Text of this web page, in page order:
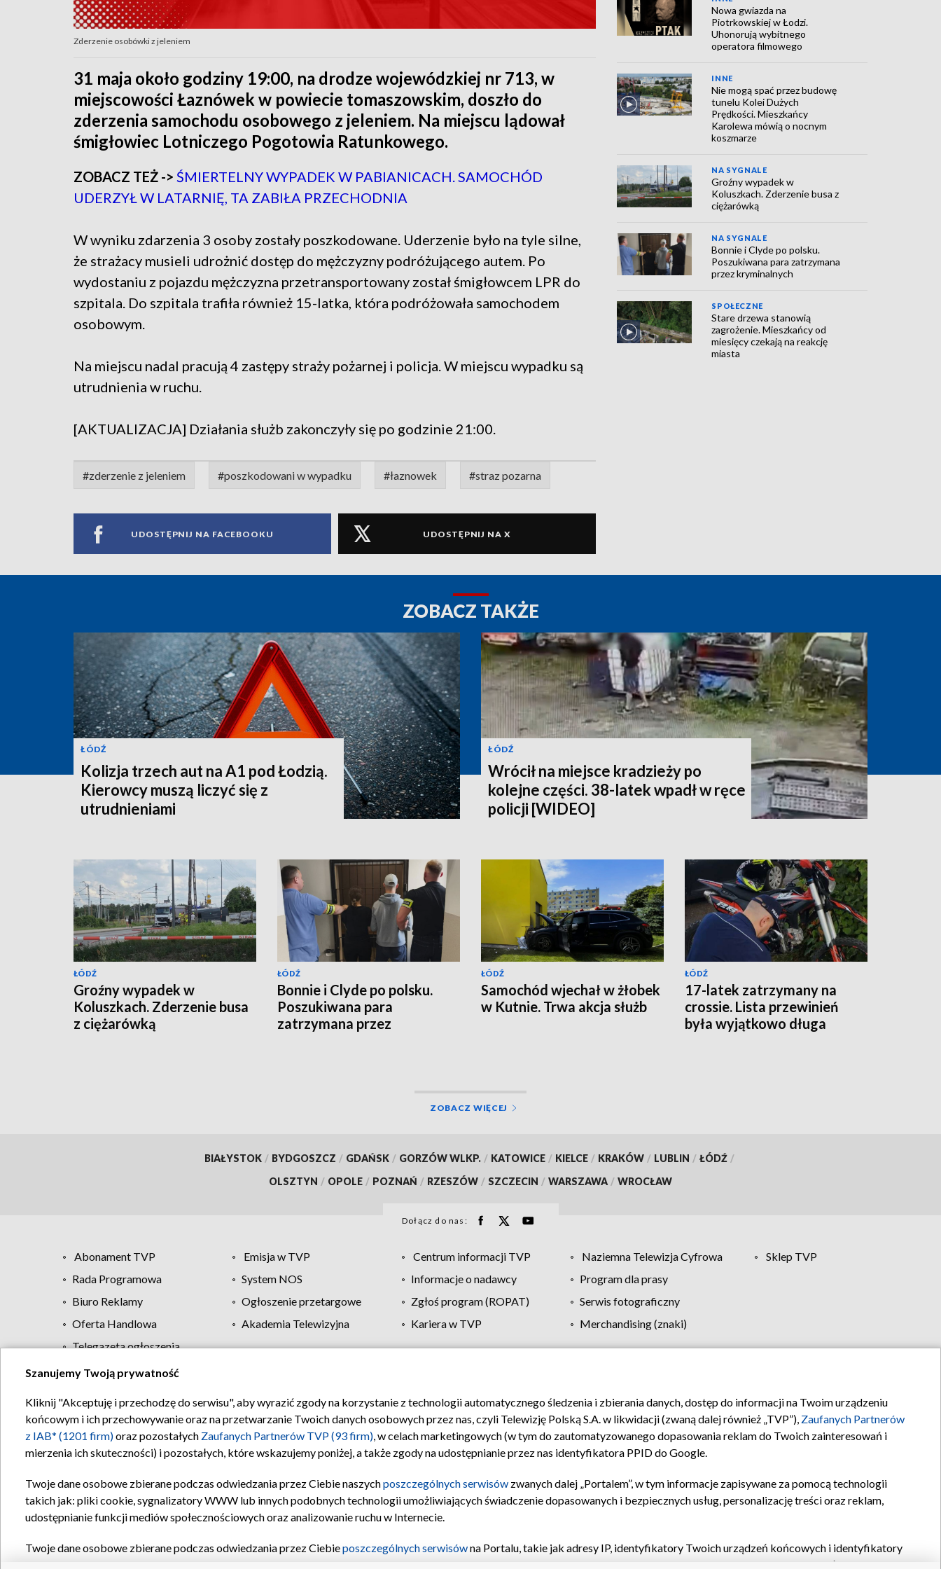
Zderzenie osobówki z jeleniem
31 maja około godziny 19:00, na drodze wojewódzkiej nr 713, w
miejscowości Łaznówek w powiecie tomaszowskim, doszło do
zderzenia samochodu osobowego z jeleniem. Na miejscu lądował
śmigłowiec Lotniczego Pogotowia Ratunkowego.
ZOBACZ TEŻ -> ŚMIERTELNY WYPADEK W PABIANICACH. SAMOCHÓD
UDERZYŁ W LATARNIĘ, TA ZABIŁA PRZECHODNIA
W wyniku zdarzenia 3 osoby zostały poszkodowane. Uderzenie było na tyle silne,
że strażacy musieli udrożnić dostęp do mężczyzny podróżującego autem. Po
wydostaniu z pojazdu mężczyzna przetransportowany został śmigłowcem LPR do
szpitala. Do szpitala trafiła również 15-latka, która podróżowała samochodem
osobowym.
Na miejscu nadal pracują 4 zastępy straży pożarnej i policja. W miejscu wypadku są
utrudnienia w ruchu.
[AKTUALIZACJA] Działania służb zakonczyły się po godzinie 21:00.
#zderzenie z jeleniem #poszkodowani w wypadku #łaznowek #straz pozarna
UDOSTĘPNIJ NA FACEBOOKU UDOSTĘPNIJ NA X
Nowa gwiazda na
Piotrkowskiej w Łodzi.
Uhonorują wybitnego
operatora filmowego
INNE
Nie mogą spać przez budowę
tunelu Kolei Dużych
Prędkości. Mieszkańcy
Karolewa mówią o nocnym
koszmarze
NA SYGNALE
Groźny wypadek w
Koluszkach. Zderzenie busa z
ciężarówką
NA SYGNALE
Bonnie i Clyde po polsku.
Poszukiwana para zatrzymana
przez kryminalnych
SPOŁECZNE
Stare drzewa stanowią
zagrożenie. Mieszkańcy od
miesięcy czekają na reakcję
miasta
ZOBACZ TAKŻE
ŁÓDŹ
Kolizja trzech aut na A1 pod Łodzią.
Kierowcy muszą liczyć się z
utrudnieniami
ŁÓDŹ
Wrócił na miejsce kradzieży po
kolejne części. 38-latek wpadł w ręce
policji [WIDEO]
ŁÓDŹ
Groźny wypadek w
Koluszkach. Zderzenie busa
z ciężarówką
ŁÓDŹ
Bonnie i Clyde po polsku.
Poszukiwana para
zatrzymana przez
ŁÓDŹ
Samochód wjechał w żłobek
w Kutnie. Trwa akcja służb
ŁÓDŹ
17-latek zatrzymany na
crossie. Lista przewinień
była wyjątkowo długa
ZOBACZ WIĘCEJ
BIAŁYSTOK / BYDGOSZCZ / GDAŃSK / GORZÓW WLKP. / KATOWICE / KIELCE / KRAKÓW / LUBLIN / ŁÓDŹ /
OLSZTYN / OPOLE / POZNAŃ / RZESZÓW / SZCZECIN / WARSZAWA / WROCŁAW
Dołącz do nas:
Abonament TVP Emisja w TVP Centrum informacji TVP Naziemna Telewizja Cyfrowa
Sklep TVP
Rada Programowa
System NOS Informacje o nadawcy
Program dla prasy
Biuro Reklamy
Ogłoszenie przetargowe Zgłoś program (ROPAT)
Serwis fotograficzny
Oferta Handlowa
Akademia Telewizyjna Kariera w TVP
Merchandising (znaki)
Telegazeta ogłoszenia
Regulamin TVP Polityka prywatności Moje zgody Pomoc Biuro reklamy Kontakt
Szanujemy Twoją prywatność
Kliknij "Akceptuję i przechodzę do serwisu", aby wyrazić zgody na korzystanie z technologii automatycznego śledzenia i zbierania danych, dostęp do informacji na Twoim urządzeniu
końcowym i ich przechowywanie oraz na przetwarzanie Twoich danych osobowych przez nas, czyli Telewizję Polską S.A. w likwidacji (zwaną dalej również „TVP”), Zaufanych Partnerów
z IAB* (1201 firm)oraz pozostałych Zaufanych Partnerów TVP (93 firm), w celach marketingowych (w tym do zautomatyzowanego dopasowania reklam do Twoich zainteresowań i
mierzenia ich skuteczności) i pozostałych, które wskazujemy poniżej, a także zgody na udostępnianie przez nas identyfikatora PPID do Google.
Twoje dane osobowe zbierane podczas odwiedzania przez Ciebie naszychposzczególnych serwisów zwanych dalej „Portalem”, w tym informacje zapisywane za pomocą technologii
takich jak: pliki cookie, sygnalizatory WWW lub innych podobnych technologii umożliwiających świadczenie dopasowanych i bezpiecznych usług, personalizację treści oraz reklam,
udostępnianie funkcji mediów społecznościowych oraz analizowanie ruchu w Internecie.
Twoje dane osobowe zbierane podczas odwiedzania przez Ciebieposzczególnych serwisówna Portalu, takie jak adresy IP, identyfikatory Twoich urządzeń końcowych i identyfikatory
oraz pozostałych